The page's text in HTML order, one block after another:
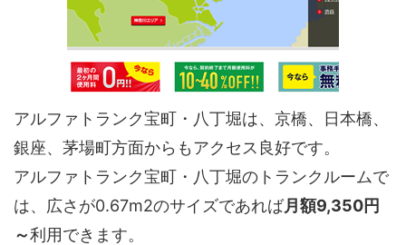
アルファトランク宝町・八丁堀は、京橋、日本橋、
銀座、茅場町方面からもアクセス良好です。
アルファトランク宝町・八丁堀のトランクルームで
は、広さが0.67m2のサイズであれば月額9,350円
～利用できます。